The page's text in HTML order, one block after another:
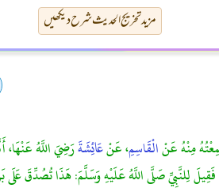
مزید تخریج الحدیث شرح دیکھیں
مِنْهُ عَنْالْقَاسِمِ، عَنْعَائِشَةَرَضِيَ اللَّهُ عَنْهَا،
فَقِيلَ لِلنَّبِيِّ صَلَّى اللَّهُ عَلَيْهِ وَسَلَّمَ: هَذَا تُصُدِّقَ